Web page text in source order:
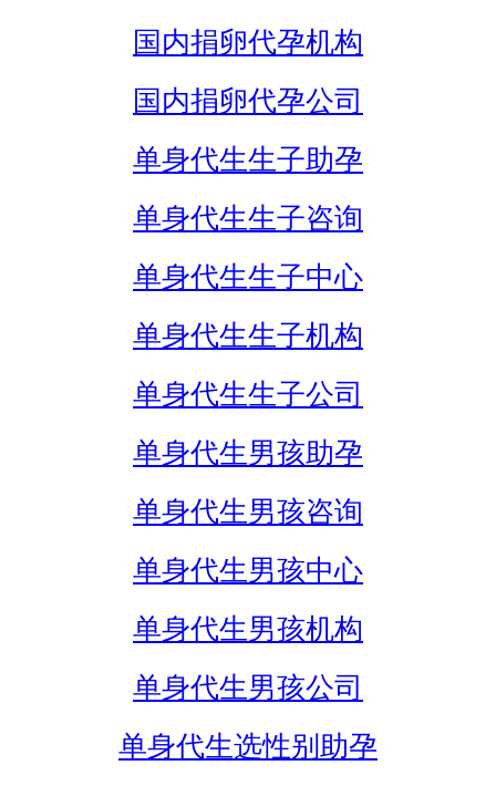
国内捐卵代孕机构
国内捐卵代孕公司
单身代生生子助孕
单身代生生子咨询
单身代生生子中心
单身代生生子机构
单身代生生子公司
单身代生男孩助孕
单身代生男孩咨询
单身代生男孩中心
单身代生男孩机构
单身代生男孩公司
单身代生选性别助孕